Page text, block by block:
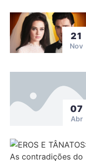
21
Nov
07
Abr